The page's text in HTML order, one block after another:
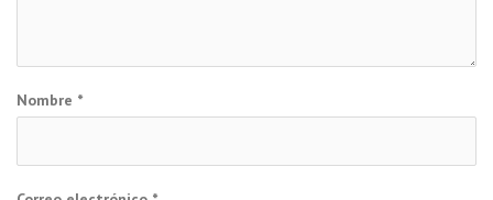
Nombre *